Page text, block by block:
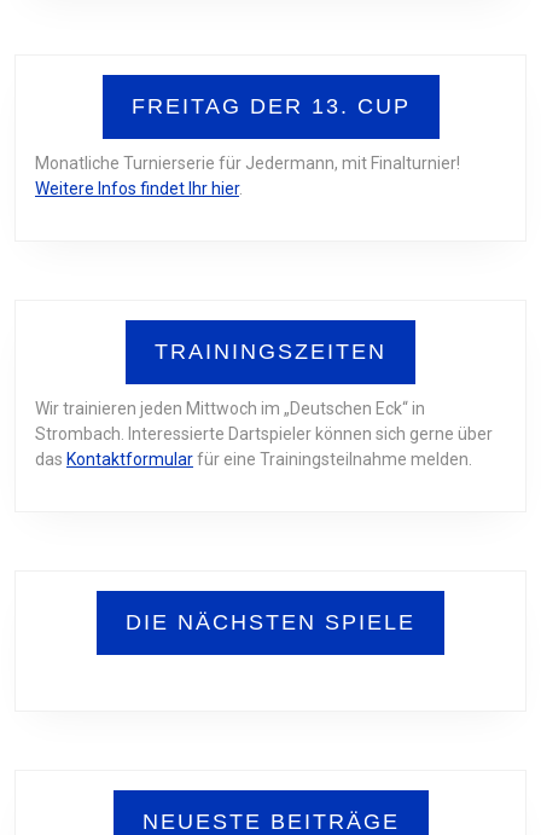
FREITAG DER 13. CUP
Monatliche Turnierserie für Jedermann, mit Finalturnier!
Weitere Infos findet Ihr hier.
TRAININGSZEITEN
Wir trainieren jeden Mittwoch im „Deutschen Eck“ in
Strombach. Interessierte Dartspieler können sich gerne über
das Kontaktformularfür eine Trainingsteilnahme melden.
DIE NÄCHSTEN SPIELE
NEUESTE BEITRÄGE